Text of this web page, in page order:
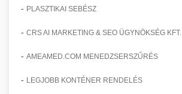
- PLASZTIKAI SEBÉSZ
- CRS AI MARKETING & SEO ÜGYNÖKSÉG KFT.
- AMEAMED.COM MENEDZSERSZŰRÉS
- LEGJOBB KONTÉNER RENDELÉS